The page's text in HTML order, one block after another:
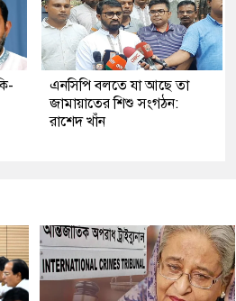
এনসিপি বলতে যা আছে তা
জামায়াতের শিশু সংগঠন:
রাশেদ খাঁন